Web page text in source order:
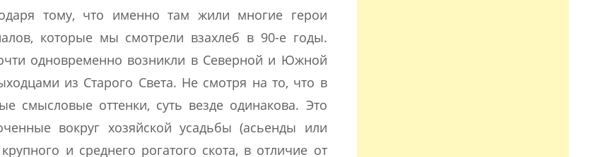
тому, что именно там жили многие герои
которые мы смотрели взахлеб в 90-е годы.
одновременно возникли в Северной и Южной
из Старого Света. Не смотря на то, что в
смысловые оттенки, суть везде одинакова. Это
вокруг хозяйской усадьбы (асьенды или
и среднего рогатого скота, в отличие от